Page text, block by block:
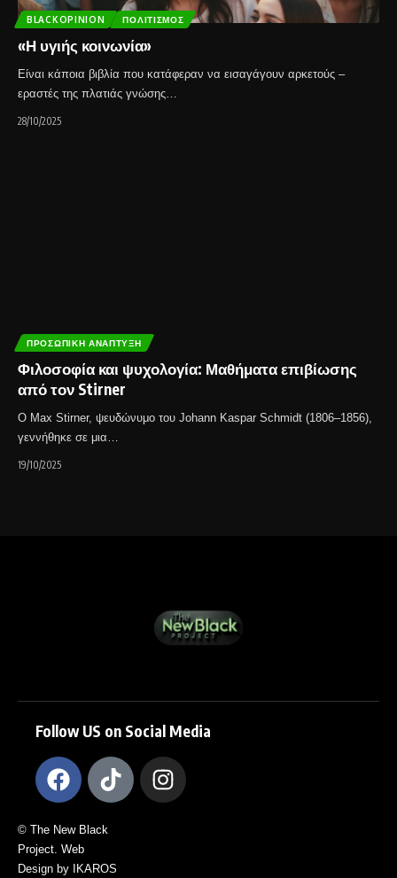
BLACKOPINION ΠΟΛΙΤΙΣΜΌΣ
«Η υγιής κοινωνία»
Είναι κάποια βιβλία που κατάφεραν να εισαγάγουν αρκετούς –
εραστές της πλατιάς γνώσης…
28/10/2025
ΠΡΟΣΩΠΙΚΉ ΑΝΆΠΤΥΞΗ
Φιλοσοφία και ψυχολογία: Μαθήματα επιβίωσης
από τον Stirner
Ο Max Stirner, ψευδώνυμο του Johann Kaspar Schmidt (1806–1856),
γεννήθηκε σε μια…
19/10/2025
Follow US on Social Media
© The New Black
Project. Web
Design by IKAROS